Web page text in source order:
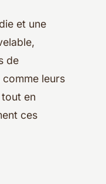
et une
de
leurs
en
ces